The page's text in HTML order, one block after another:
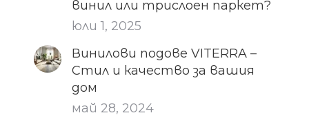
винил или трислоен паркет?
юли 1, 2025
Винилови подове VITERRA –
Стил и качество за вашия
дом
май 28, 2024